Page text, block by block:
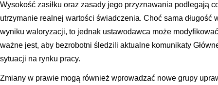
Wysokość zasiłku oraz zasady jego przyznawania podlegają
utrzymanie realnej wartości świadczenia. Choć sama długość
wyniku waloryzacji, to jednak ustawodawca może
ważne jest, aby bezrobotni śledzili aktualne komunikaty
sytuacji na rynku pracy.
Zmiany w prawie mogą również wprowadzać nowe grupy